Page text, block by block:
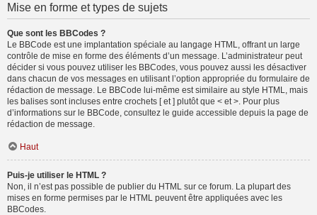
Mise en forme et types de sujets
Que sont les BBCodes ?
Le BBCode est une implantation spéciale au langage HTML, offrant un large
contrôle de mise en forme des éléments d’un message. L’administrateur peut
décider si vous pouvez utiliser les BBCodes, vous pouvez aussi les désactiver
dans chacun de vos messages en utilisant l’option appropriée du formulaire de
rédaction de message. Le BBCode lui-même est similaire au style HTML, mais
les balises sont incluses entre crochets [ et ] plutôt que < et >. Pour plus
d’informations sur le BBCode, consultez le guide accessible depuis la page de
rédaction de message.
Haut
Puis-je utiliser le HTML ?
Non, il n’est pas possible de publier du HTML sur ce forum. La plupart des
mises en forme permises par le HTML peuvent être appliquées avec les
BBCodes.